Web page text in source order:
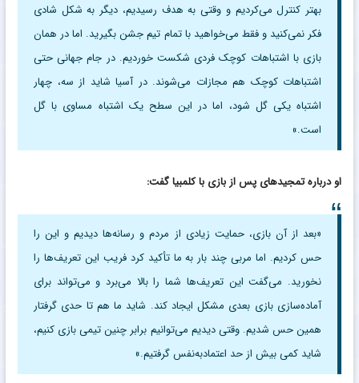
بهتر کنترل می‌کردیم و وقتی به هدف رسیدیم، دیگر به شکل شادی
فکر نمی‌کنید و فقط می‌خواهید با تمام تیم جشن بگیرید. اما در همان
بازی با اشتباهات کوچک فردی شکست خوردیم. در جام جهانی حتی
اشتباهات کوچک هم مجازات می‌شوند. در آسیا شاید از سه، چهار
اشتباه یکی گل شود، اما در این سطح یک اشتباه مساوی با گل
است.»
او درباره تمجیدهای پس از بازی با کلمبیا گفت:
«بعد از آن بازی، حمایت زیادی از مردم و رسانه‌ها دیدیم و این را
حس کردیم. اما مربی چند بار به ما تأکید کرد فریب این تعریف‌ها را
نخورید. می‌گفت این تعریف‌ها شما را بالا می‌برد و می‌تواند برای
آماده‌سازی بازی بعدی مشکل ایجاد کند. شاید ما هم تا حدی گرفتار
همین حس شدیم. وقتی دیدیم می‌توانیم برابر چنین تیمی بازی کنیم،
شاید کمی بیش از حد اعتمادبه‌نفس گرفتیم.»